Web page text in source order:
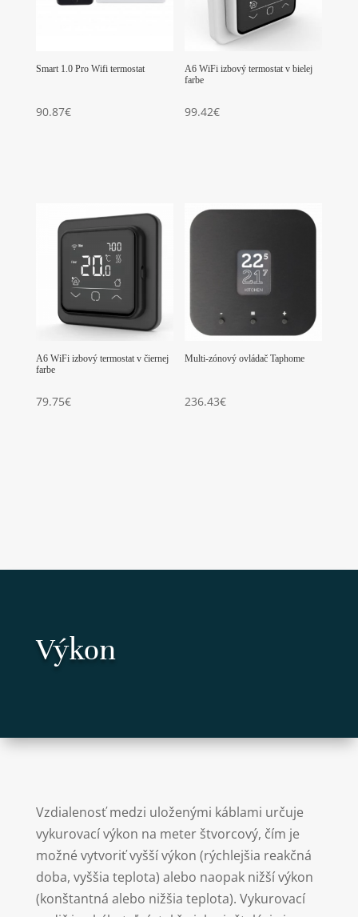
Smart 1.0 Pro Wifi termostat
90.87€
A6 WiFi izbový termostat v bielej
farbe
99.42€
A6 WiFi izbový termostat v čiernej
farbe
79.75€
Multi-zónový ovládač Taphome
236.43€
Výkon
Vzdialenosť medzi uloženými káblami určuje
vykurovací výkon na meter štvorcový, čím je
možné vytvoriť vyšší výkon (rýchlejšia reakčná
doba, vyššia teplota) alebo naopak nižší výkon
(konštantná alebo nižšia teplota). Vykurovací